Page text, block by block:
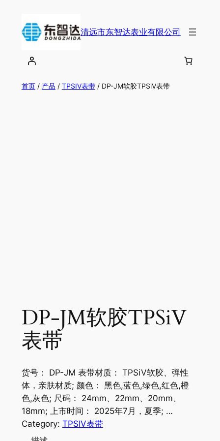
清远市东智达表业有限公司
首页/ 产品 / TPSIV表带/ DP-JM软胶TPSiV表带
DP-JM软胶TPSiV
表带
货号： DP-JM 表带材质： TPSiV软胶、弹性
体，亲肤材质; 颜色： 黑色,蓝色,绿色,红色,橙
色,灰色; 尺码： 24mm、22mm、20mm、
18mm; 上市时间： 2025年7月，夏季; …
Category: TPSIV表带